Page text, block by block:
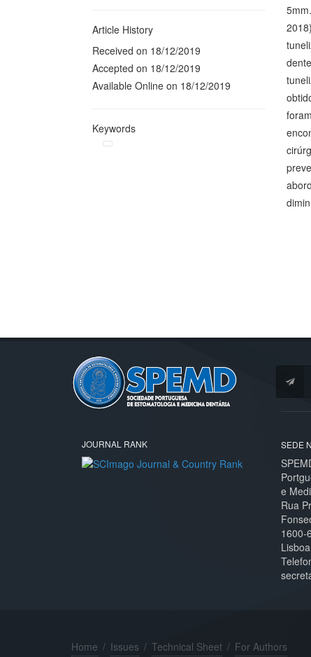
Article History
Received on 18/12/2019
Accepted on 18/12/2019
Available Online on 18/12/2019
Keywords
JOURNAL RANK SEDE
e
Rua
1600-
Lisboa
Home / Issues / Technical Sheet / For Authors